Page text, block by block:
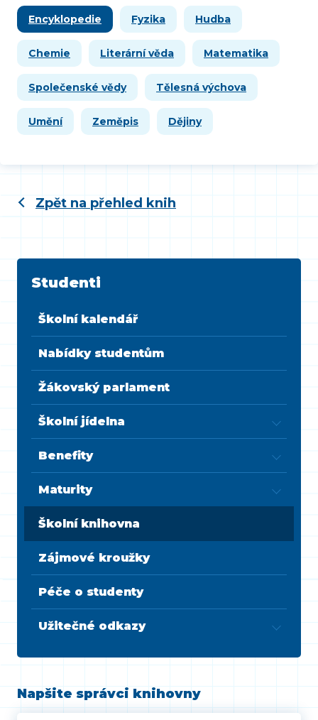
Encyklopedie Fyzika Hudba
Chemie Literární věda Matematika
Společenské vědy Tělesná výchova
Umění Zeměpis Dějiny
Zpět na přehled knih
Studenti
Školní kalendář
Nabídky studentům
Žákovský parlament
Školní jídelna
Benefity
Maturity
Školní knihovna
Zájmové kroužky
Péče o studenty
Užitečné odkazy
Napšite správci knihovny